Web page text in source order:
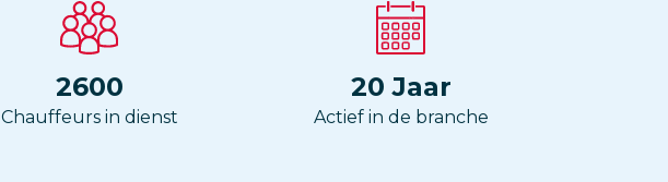
2600
Chauffeurs in dienst
20 Jaar
Actief in de branche